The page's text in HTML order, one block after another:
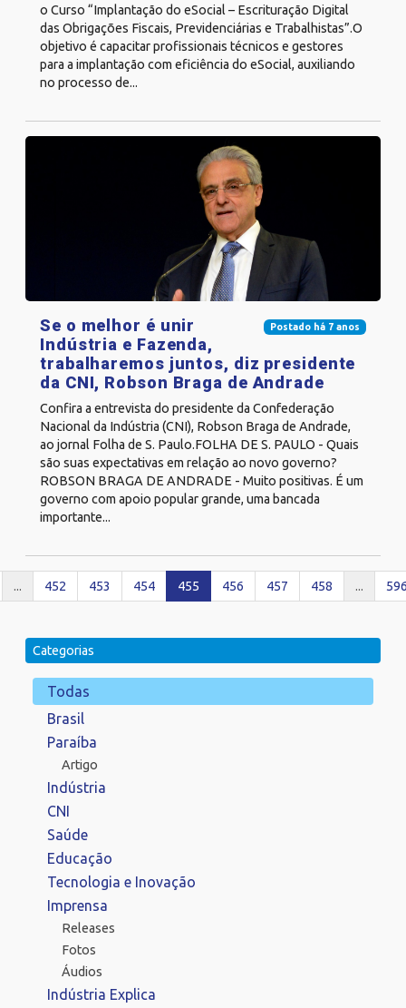
o Curso “Implantação do eSocial – Escrituração Digital
das Obrigações Fiscais, Previdenciárias e Trabalhistas”.O
objetivo é capacitar profissionais técnicos e gestores
para a implantação com eficiência do eSocial, auxiliando
no processo de...
Postado há 7 anos
Se o melhor é unir
Indústria e Fazenda,
trabalharemos juntos, diz presidente
da CNI, Robson Braga de Andrade
Confira a entrevista do presidente da Confederação
Nacional da Indústria (CNI), Robson Braga de Andrade,
ao jornal Folha de S. Paulo.FOLHA DE S. PAULO - Quais
são suas expectativas em relação ao novo governo?
ROBSON BRAGA DE ANDRADE - Muito positivas. É um
governo com apoio popular grande, uma bancada
importante...
... 452 453 454 455 456 457 458 ...
Categorias
Todas
Brasil
Paraíba
Artigo
Indústria
CNI
Saúde
Educação
Tecnologia e Inovação
Imprensa
Releases
Fotos
Áudios
Indústria Explica